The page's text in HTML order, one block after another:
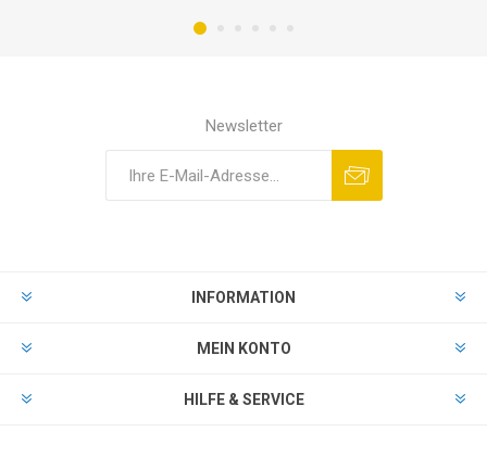
Newsletter
INFORMATION
MEIN KONTO
HILFE & SERVICE